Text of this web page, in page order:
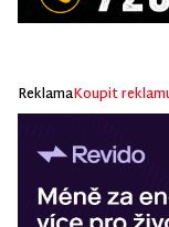
ReklamaKoupit